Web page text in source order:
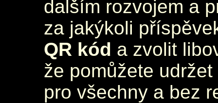
dalším rozvojem a
za jakýkoli
QR kód a zvolit
že pomůžete
pro všechny a bez